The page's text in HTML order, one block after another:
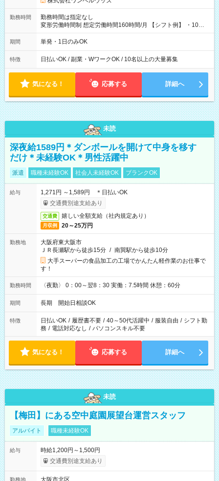
勤務時間
勤務時間は指定なし
変形労働時間制 想定労働時間160時間/月 【シフト例】 ・10：
00～20：00
期間 単発・1日のみOK
特徴 日払いOK / 副業・WワークOK / 10名以上の大量募集
気になる！ 応募する 詳細へ
未読
深夜給1589円＊ダンボールを開けて中身を移す
だけ＊未経験OK＊男性活躍中
派遣 職種未経験OK 社会人未経験OK ブランクOK
給与
1,271円 ～1,589円 ＊日払いOK
交通費別途支給あり
交通費 嬉しい全額支給（社内規定あり）
月収例 20～25万円
勤務地
大阪府東大阪市
ＪＲ長瀬駅から徒歩15分 / 南巽駅から徒歩10分
大手スーパーの食品加工の工場でかんたん軽作業のお仕事で
す！
勤務時間 〈夜勤〉 0：00～翌8：30 実働：7.5時間 休憩：60分
期間 長期 開始日相談OK
特徴 日払いOK / 履歴書不要 / 40～50代活躍中 / 服装自由 / シフト勤
務 / 電話対応なし / パソコンスキル不要
気になる！ 応募する 詳細へ
未読
【梅田】にある空中庭園展望台運営スタッフ
アルバイト 職種未経験OK
給与
時給1,200円～1,500円
交通費別途支給あり
勤務地
大阪市北区